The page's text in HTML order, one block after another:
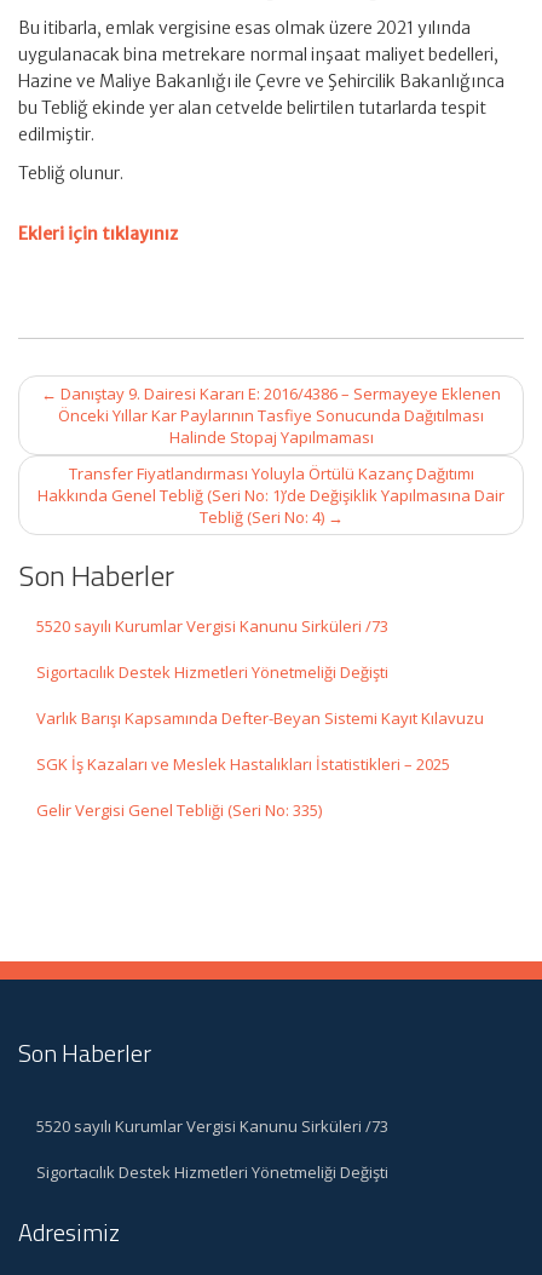
Bu itibarla, emlak vergisine esas olmak üzere 2021 yılında
uygulanacak bina metrekare normal inşaat maliyet bedelleri,
Hazine ve Maliye Bakanlığı ile Çevre ve Şehircilik Bakanlığınca
bu Tebliğ ekinde yer alan cetvelde belirtilen tutarlarda tespit
edilmiştir.
Tebliğ olunur.
Ekleri için tıklayınız
Post
navigation
← Danıştay 9. Dairesi Kararı E: 2016/4386 – Sermayeye Eklenen
Önceki Yıllar Kar Paylarının Tasfiye Sonucunda Dağıtılması
Halinde Stopaj Yapılmaması
Transfer Fiyatlandırması Yoluyla Örtülü Kazanç Dağıtımı
Hakkında Genel Tebliğ (Seri No: 1)’de Değişiklik Yapılmasına Dair
Tebliğ (Seri No: 4) →
Son Haberler
5520 sayılı Kurumlar Vergisi Kanunu Sirküleri /73
Sigortacılık Destek Hizmetleri Yönetmeliği Değişti
Varlık Barışı Kapsamında Defter-Beyan Sistemi Kayıt Kılavuzu
SGK İş Kazaları ve Meslek Hastalıkları İstatistikleri – 2025
Gelir Vergisi Genel Tebliği (Seri No: 335)
Son Haberler
5520 sayılı Kurumlar Vergisi Kanunu Sirküleri /73
Sigortacılık Destek Hizmetleri Yönetmeliği Değişti
Adresimiz